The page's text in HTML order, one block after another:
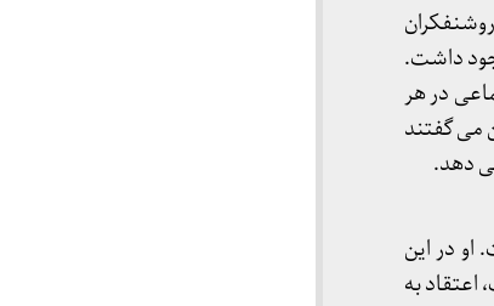
داشت.
در هر
می گفتند
دهد.
او در این
به